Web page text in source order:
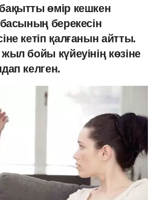
өмір кешкен
берекесін
кетіп қалғанын айтты.
бойы күйеуінің көзіне
келген.